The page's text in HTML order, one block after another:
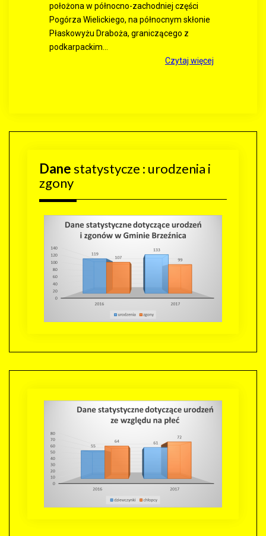
położona w północno-zachodniej części
Pogórza Wielickiego, na północnym skłonie
Płaskowyżu Draboża, graniczącego z
podkarpackim...
Czytaj więcej
Danestatystycze : urodzenia i
zgony